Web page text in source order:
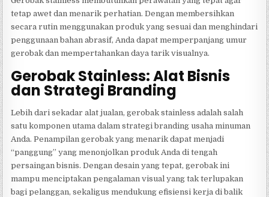
tetap awet dan menarik perhatian. Dengan membersihkan
secara rutin menggunakan produk yang sesuai dan menghindari
penggunaan bahan abrasif, Anda dapat memperpanjang umur
gerobak dan mempertahankan daya tarik visualnya.
Gerobak Stainless: Alat Bisnis
dan Strategi Branding
Lebih dari sekadar alat jualan, gerobak stainless adalah salah
satu komponen utama dalam strategi branding usaha minuman
Anda. Penampilan gerobak yang menarik dapat menjadi
“panggung” yang menonjolkan produk Anda di tengah
persaingan bisnis. Dengan desain yang tepat, gerobak ini
mampu menciptakan pengalaman visual yang tak terlupakan
bagi pelanggan, sekaligus mendukung efisiensi kerja di balik